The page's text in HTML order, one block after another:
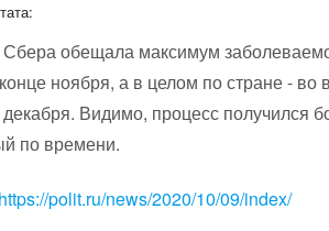
обещала максимум
ноября, а в целом по стране - во
Видимо, процесс получился
по времени.
https://polit.ru/news/2020/10/09/index/